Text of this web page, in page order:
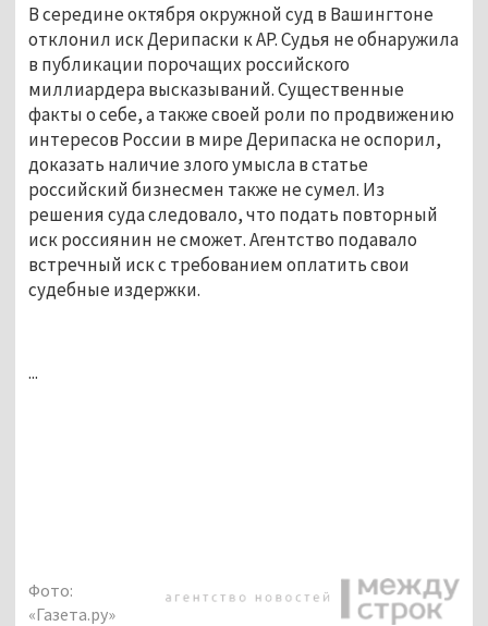
В середине октября окружной суд в Вашингтоне
отклонил иск Дерипаски к AP. Судья не обнаружила
в публикации порочащих российского
миллиардера высказываний. Существенные
факты о себе, а также своей роли по продвижению
интересов России в мире Дерипаска не оспорил,
доказать наличие злого умысла в статье
российский бизнесмен также не сумел. Из
решения суда следовало, что подать повторный
иск россиянин не сможет. Агентство подавало
встречный иск с требованием оплатить свои
судебные издержки.
...
Фото:
«Газета.ру»